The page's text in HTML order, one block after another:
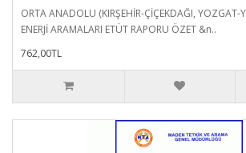
ORTA ANADOLU (KIRŞEHİR-ÇİÇEKDAĞI, YOZGAT-
ENERJİ ARAMALARI ETÜT RAPORU ÖZET &n..
762,00TL